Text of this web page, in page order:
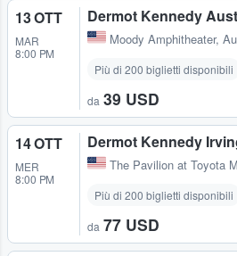
13 OTT
MAR
8:00 PM
Dermot Kennedy
Moody Amphitheater,
Più di 200 biglietti disponibili
da 39 USD
14 OTT
MER
8:00 PM
Dermot Kennedy
The Pavilion at Toyota
Più di 200 biglietti disponibili
da 77 USD